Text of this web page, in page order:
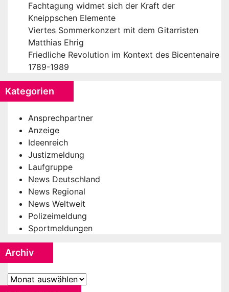
Fachtagung widmet sich der Kraft der
Kneippschen Elemente
Viertes Sommerkonzert mit dem Gitarristen
Matthias Ehrig
Friedliche Revolution im Kontext des Bicentenaire
1789-1989
Kategorien
Ansprechpartner
Anzeige
Ideenreich
Justizmeldung
Laufgruppe
News Deutschland
News Regional
News Weltweit
Polizeimeldung
Sportmeldungen
Archiv
Archiv